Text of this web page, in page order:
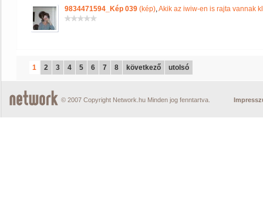
9834471594_Kép 039 (kép),Akik az iwiw-en is rajta vannak
1 2 3 4 5 6 7 8 következő utolsó
© 2007 Copyright Network.hu Minden jog fenntartva.